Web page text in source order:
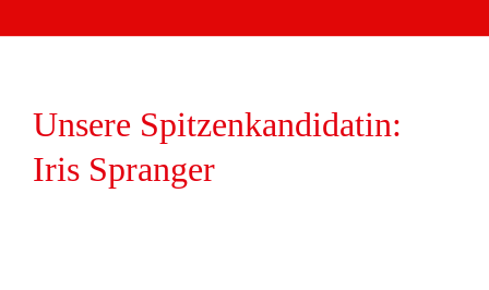
Unsere Spitzenkandidatin:
Iris Spranger